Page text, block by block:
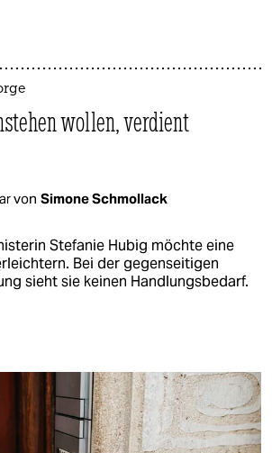
wollen, verdient
von Simone Schmollack
Stefanie Hubig möchte eine
Bei der gegenseitigen
sieht sie keinen Handlungsbedarf.